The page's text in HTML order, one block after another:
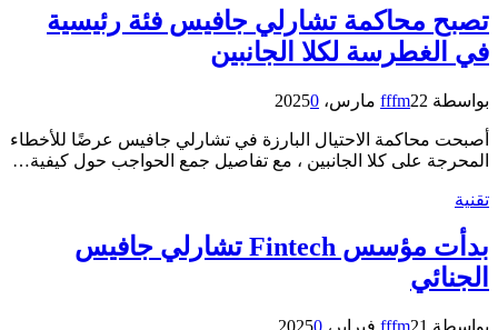
تصبح محاكمة تشارلي جافيس فئة رئيسية
في الغطرسة لكلا الجانبين
بواسطة fffm22 مارس، 2025 0
أصبحت محاكمة الاحتيال البارزة في تشارلي جافيس عرضًا للأخطاء
المحرجة على كلا الجانبين ، مع تفاصيل جمع الحواجب حول كيفية…
تقنية
بدأت مؤسس Fintech تشارلي جافيس
الجنائي